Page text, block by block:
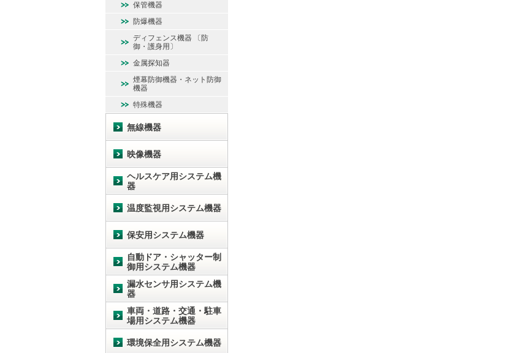
保管機器
防爆機器
ディフェンス機器 〔防
御・護身用〕
金属探知器
煙幕防御機器・ネット防御
機器
特殊機器
無線機器
映像機器
ヘルスケア用システム機
器
温度監視用システム機器
保安用システム機器
自動ドア・シャッター制
御用システム機器
漏水センサ用システム機
器
車両・道路・交通・駐車
場用システム機器
環境保全用システム機器